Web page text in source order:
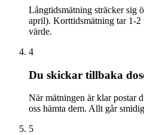
Långtidsmätning sträcker sig
april). Korttidsmätning tar 1-
värde.
4
Du skickar tillbaka
När mätningen är klar postar
oss hämta dem. Allt går
5